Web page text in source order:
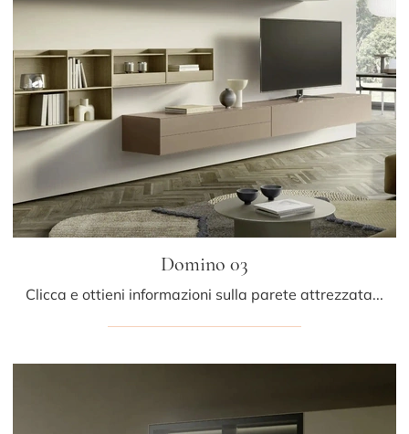
Domino 03
Clicca e ottieni informazioni sulla parete attrezzata Domino 03 del brand Sangiacomo: è la soluzione dalle linee moderne perfetta per te.